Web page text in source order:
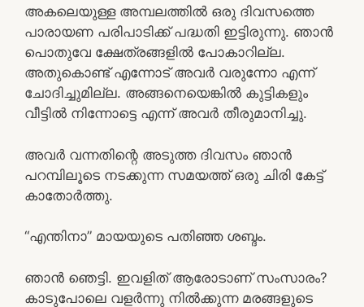
അകലെയുള്ള അമ്പലത്തില്‍ ഒരു ദിവസത്തെ
പാരായണ പരിപാടിക്ക് പദ്ധതി ഇട്ടിരുന്നു. ഞാന്‍
പൊതുവേ ക്ഷേത്രങ്ങളില്‍ പോകാറില്ല.
അതുകൊണ്ട് എന്നോട് അവര്‍ വരുന്നോ എന്ന്
ചോദിച്ചുമില്ല. അങ്ങനെയെങ്കില്‍ കുട്ടികളും
വീട്ടില്‍ നിന്നോട്ടെ എന്ന് അവര്‍ തീരുമാനിച്ചു.
അവര്‍ വന്നതിന്റെ അടുത്ത ദിവസം ഞാന്‍
പറമ്പിലൂടെ നടക്കുന്ന സമയത്ത് ഒരു ചിരി കേട്ട്
കാതോര്‍ത്തു.
“എന്തിനാ” മായയുടെ പതിഞ്ഞ ശബ്ദം.
ഞാന്‍ ഞെട്ടി. ഇവളിത് ആരോടാണ് സംസാരം?
കാടുപോലെ വളര്‍ന്നു നില്‍ക്കുന്ന മരങ്ങളുടെ